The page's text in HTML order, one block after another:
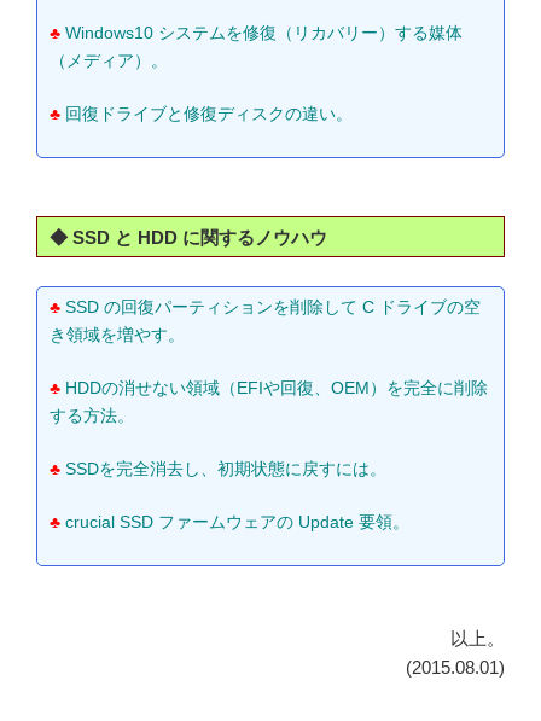
♣ Windows10 システムを修復（リカバリー）する媒体
（メディア）。
♣ 回復ドライブと修復ディスクの違い。
◆ SSD と HDD に関するノウハウ
♣ SSD の回復パーティションを削除して C ドライブの空
き領域を増やす。
♣ HDDの消せない領域（EFIや回復、OEM）を完全に削除
する方法。
♣ SSDを完全消去し、初期状態に戻すには。
♣ crucial SSD ファームウェアの Update 要領。
以上。
(2015.08.01)